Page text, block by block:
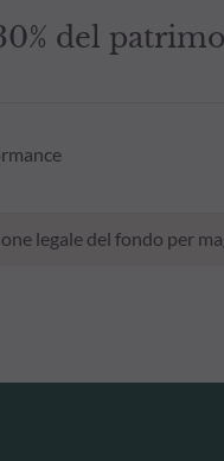
del
legale del fondo per